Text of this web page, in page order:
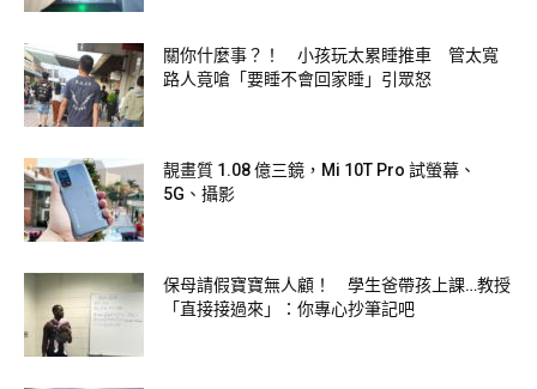
圖片來源：中華航空
關你什麼事？！ 小孩玩太累睡推車 管太寬
路人竟嗆「要睡不會回家睡」引眾怒
靚畫質 1.08 億三鏡，Mi 10T Pro 試螢幕、
5G、攝影
保母請假寶寶無人顧！ 學生爸帶孩上課…教授
「直接接過來」：你專心抄筆記吧